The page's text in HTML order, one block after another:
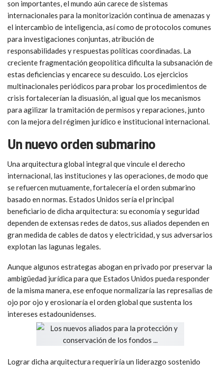
son importantes, el mundo aún carece de sistemas
internacionales para la monitorización continua de amenazas y
el intercambio de inteligencia, así como de protocolos comunes
para investigaciones conjuntas, atribución de
responsabilidades y respuestas políticas coordinadas. La
creciente fragmentación geopolítica dificulta la subsanación de
estas deficiencias y encarece su descuido. Los ejercicios
multinacionales periódicos para probar los procedimientos de
crisis fortalecerían la disuasión, al igual que los mecanismos
para agilizar la tramitación de permisos y reparaciones, junto
con la mejora del régimen jurídico e institucional internacional.
Un nuevo orden submarino
Una arquitectura global integral que vincule el derecho
internacional, las instituciones y las operaciones, de modo que
se refuercen mutuamente, fortalecería el orden submarino
basado en normas. Estados Unidos sería el principal
beneficiario de dicha arquitectura: su economía y seguridad
dependen de extensas redes de datos, sus aliados dependen en
gran medida de cables de datos y electricidad, y sus adversarios
explotan las lagunas legales.
Aunque algunos estrategas abogan en privado por preservar la
ambigüedad jurídica para que Estados Unidos pueda responder
de la misma manera, ese enfoque normalizaría las represalias de
ojo por ojo y erosionaría el orden global que sustenta los
intereses estadounidenses.